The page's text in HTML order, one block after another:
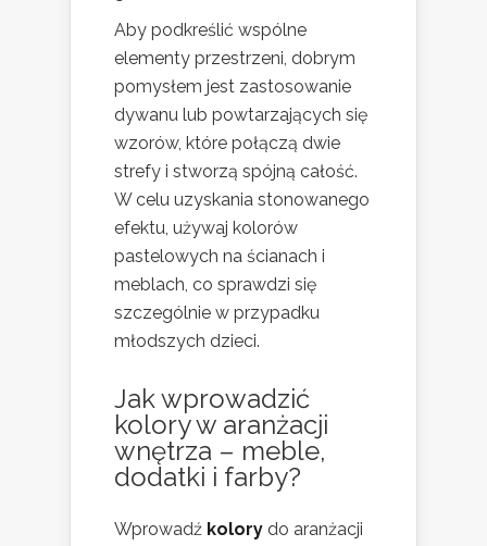
Aby podkreślić wspólne
elementy przestrzeni, dobrym
pomysłem jest zastosowanie
dywanu lub powtarzających się
wzorów, które połączą dwie
strefy i stworzą spójną całość.
W celu uzyskania stonowanego
efektu, używaj kolorów
pastelowych na ścianach i
meblach, co sprawdzi się
szczególnie w przypadku
młodszych dzieci.
Jak wprowadzić
kolory w aranżacji
wnętrza – meble,
dodatki i farby?
Wprowadź kolory do aranżacji